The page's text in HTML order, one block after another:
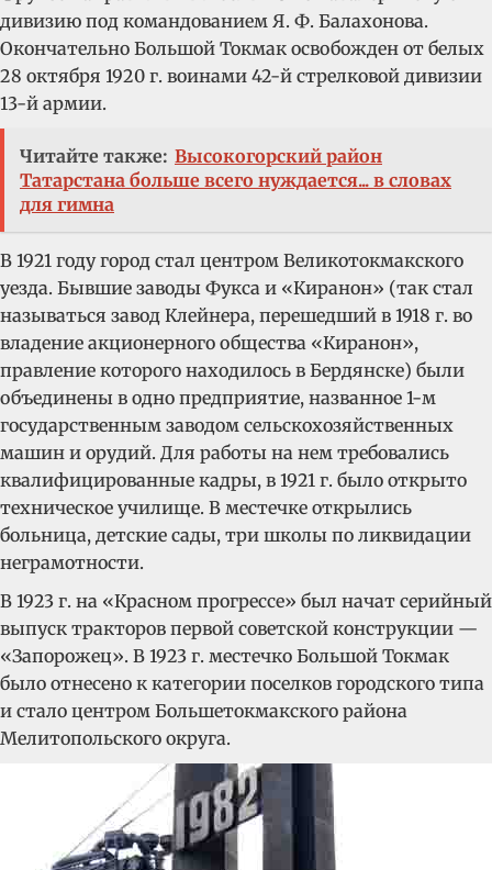
дивизию под командованием Я. Ф. Балахонова.
Окончательно Большой Токмак освобожден от белых
28 октября 1920 г. воинами 42-й стрелковой дивизии
13-й армии.
Читайте также: Высокогорский район
Татарстана больше всего нуждается... в словах
для гимна
В 1921 году город стал центром Великотокмакского
уезда. Бывшие заводы Фукса и «Киранон» (так стал
называться завод Клейнера, перешедший в 1918 г. во
владение акционерного общества «Киранон»,
правление которого находилось в Бердянске) были
объединены в одно предприятие, названное 1-м
государственным заводом сельскохозяйственных
машин и орудий. Для работы на нем требовались
квалифицированные кадры, в 1921 г. было открыто
техническое училище. В местечке открылись
больница, детские сады, три школы по ликвидации
неграмотности.
В 1923 г. на «Красном прогрессе» был начат серийный
выпуск тракторов первой советской конструкции —
«Запорожец». В 1923 г. местечко Большой Токмак
было отнесено к категории поселков городского типа
и стало центром Большетокмакского района
Мелитопольского округа.